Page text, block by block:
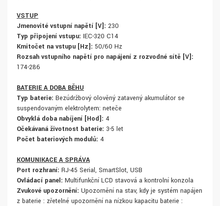
VSTUP
Jmenovité vstupní napětí [V]: 230
Typ připojení vstupu: IEC-320 C14
Kmitočet na vstupu [Hz]: 50/60 Hz
Rozsah vstupního napětí pro napájení z rozvodné sítě [V]:
174-286
BATERIE A DOBA BĚHU
Typ baterie: Bezúdržbový olověný zatavený akumulátor se
suspendovaným elektrolytem: neteče
Obvyklá doba nabíjení [Hod]: 4
Očekávaná životnost baterie: 3-5 let
Počet bateriových modulů: 4
KOMUNIKACE A SPRÁVA
Port rozhraní: RJ-45 Serial, SmartSlot, USB
Ovládací panel: Multifunkční LCD stavová a kontrolní konzola
Zvukové upozornění: Upozornění na stav, kdy je systém napájen
z baterie : zřetelné upozornění na nízkou kapacitu baterie :